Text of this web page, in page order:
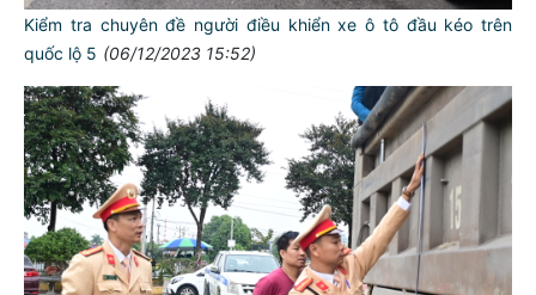
Kiểm tra chuyên đề người điều khiển xe ô tô đầu kéo trên
quốc lộ 5 (06/12/2023 15:52)